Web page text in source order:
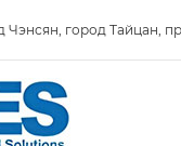
город Тайцан,